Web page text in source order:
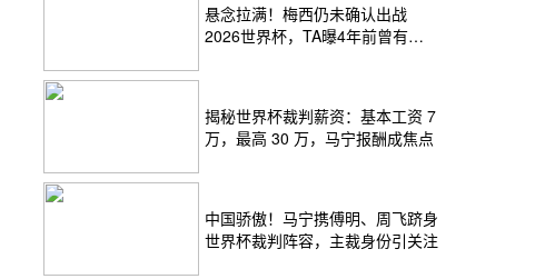
悬念拉满！梅西仍未确认出战
2026世界杯，TA曝4年前曾有退
揭秘世界杯裁判薪资：基本工资 7
万，最高 30 万，马宁报酬成焦点
中国骄傲！马宁携傅明、周飞跻身
世界杯裁判阵容，主裁身份引关注